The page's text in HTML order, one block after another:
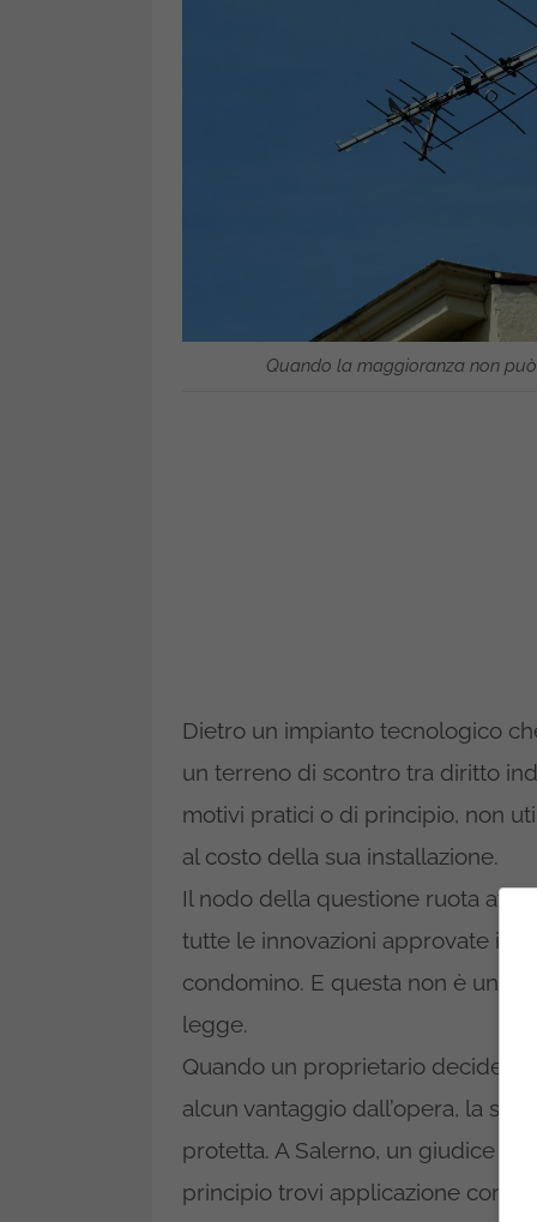
Quando la maggioranza non
Dietro un impianto tecnologico
un terreno di scontro tra diritto
motivi pratici o di principio, non
al costo della sua installazione.
Il nodo della questione ruota
tutte le innovazioni approvate in
condomino. E questa non è una
legge.
Quando un proprietario decide
alcun vantaggio dall’opera, la
protetta. A Salerno, un giudice ha
principio trovi applicazione